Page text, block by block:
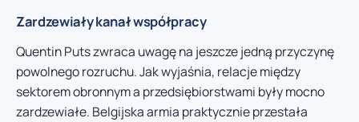
Zardzewiały kanał współpracy
Quentin Puts zwraca uwagę na jeszcze jedną przyczynę
powolnego rozruchu. Jak wyjaśnia, relacje między
sektorem obronnym a przedsiębiorstwami były mocno
zardzewiałe. Belgijska armia praktycznie przestała